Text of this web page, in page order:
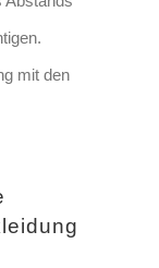
mit den